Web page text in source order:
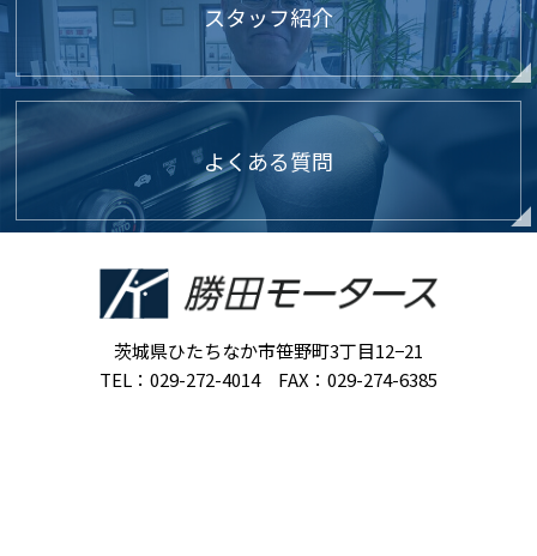
スタッフ紹介
よくある質問
茨城県ひたちなか市笹野町3丁目12−21
TEL：029-272-4014 FAX：029-274-6385